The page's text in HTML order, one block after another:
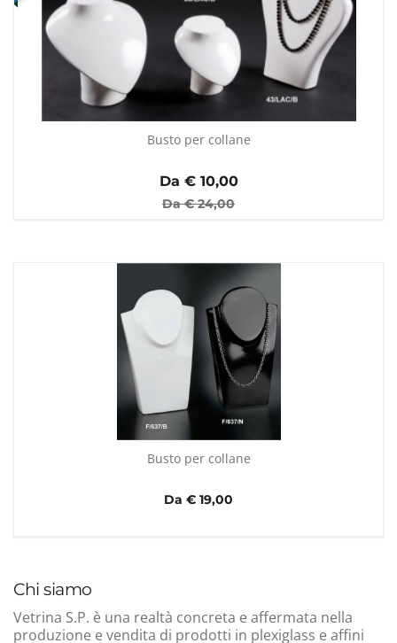
Chi siamo
Vetrina S.P. è una realtà concreta e affermata nella
produzione e vendita di prodotti in plexiglass e affini
Busto per collane
Da €10,00
Da €24,00
Busto per collane
Da € 19,00